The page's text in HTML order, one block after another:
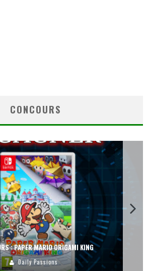
CONCOURS
: PAPER MARIO ORIGAMI KING
Daily Passions